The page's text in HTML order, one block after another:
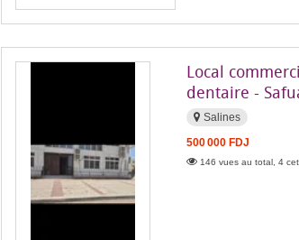
Local
dentaire -
Salines
500 000 FDJ
146 vues au total, 4